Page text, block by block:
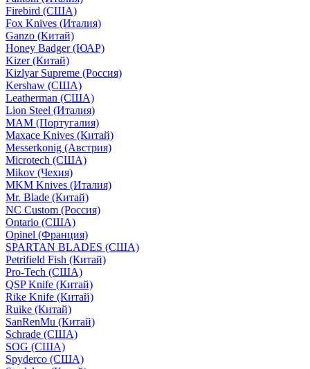
Firebird (США)
Fox Knives (Италия)
Ganzo (Китай)
Honey Badger (ЮАР)
Kizer (Китай)
Kizlyar Supreme (Россия)
Kershaw (США)
Leatherman (США)
Lion Steel (Италия)
MAM (Португалия)
Maxace Knives (Китай)
Messerkonig (Австрия)
Microtech (США)
Mikov (Чехия)
MKM Knives (Италия)
Mr. Blade (Китай)
NC Custom (Россия)
Ontario (США)
Opinel (Франция)
SPARTAN BLADES (США)
Petrifield Fish (Китай)
Pro-Tech (США)
QSP Knife (Китай)
Rike Knife (Китай)
Ruike (Китай)
SanRenMu (Китай)
Schrade (США)
SOG (США)
Spyderco (США)